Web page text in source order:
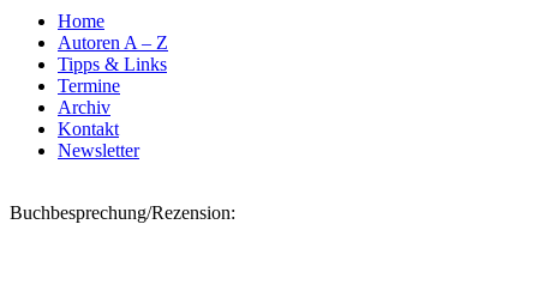
Home
Autoren A – Z
Tipps & Links
Termine
Archiv
Kontakt
Newsletter
Buchbesprechung/Rezension: